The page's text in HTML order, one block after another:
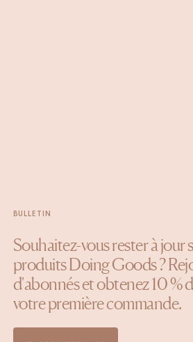
BULLETIN
Souhaitez-vous rester à jour
produits Doing Goods ?
d'abonnés et obtenez 10 %
votre première commande.